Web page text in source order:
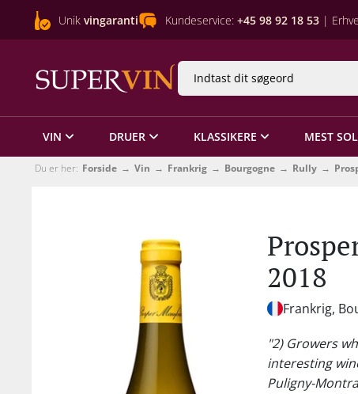
Unik vingaranti Kundeservice: +45 98 92 18 53 |
VIN DRUER KLASSIKERE MEST
Du er her: Forside Vin Frankrig Bourgogne Rully
2018
Frankrig,
"2) Growers
interesting
Puligny-